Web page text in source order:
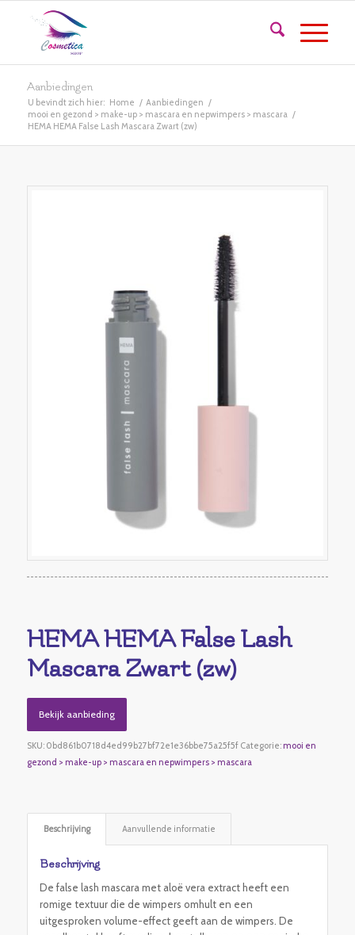
Aanbiedingen
U bevindt zich hier: Home / Aanbiedingen /
mooi en gezond > make-up > mascara en nepwimpers > mascara /
HEMA HEMA False Lash Mascara Zwart (zw)
HEMA HEMA False Lash
Mascara Zwart (zw)
Bekijk aanbieding
SKU: 0bd861b0718d4ed99b27bf72e1e36bbe75a25f5f Categorie: mooi en
gezond > make-up > mascara en nepwimpers > mascara
Beschrijving Aanvullende informatie
Beschrijving
De false lash mascara met aloë vera extract heeft een
romige textuur die de wimpers omhult en een
uitgesproken volume-effect geeft aan de wimpers. De